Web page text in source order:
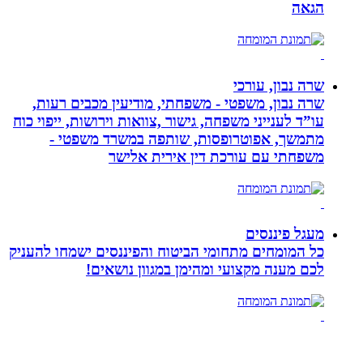
שרה נבון, עורכי
שרה נבון, משפטי - משפחתי, מודיעין מכבים רעות,
עו”ד לענייני משפחה, גישור ,צוואות וירושות, ייפוי כוח
מתמשך, אפוטרופסות, שותפה במשרד משפטי -
משפחתי עם עורכת דין אירית אלישר
מעגל פיננסים
כל המומחים מתחומי הביטוח והפיננסים ישמחו להעניק
לכם מענה מקצועי ומהימן במגוון נושאים!